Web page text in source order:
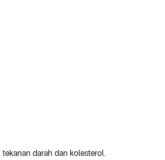
darah dan kolesterol.